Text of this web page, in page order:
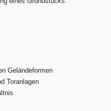
Geländeformen
Toranlagen